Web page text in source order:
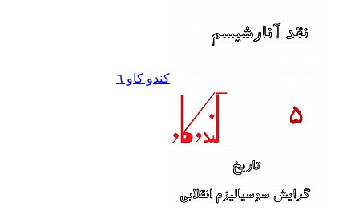
کندو کاو ٦